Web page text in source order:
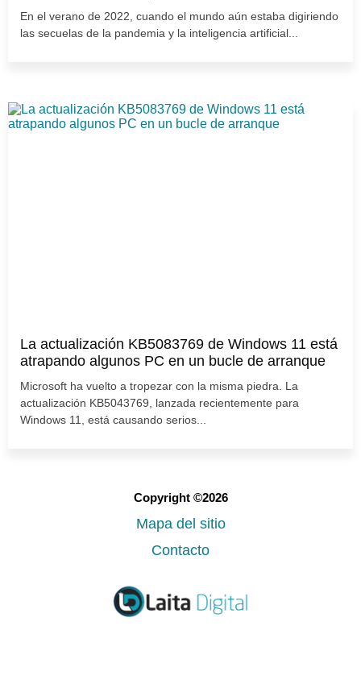
En el verano de 2022, cuando el mundo aún estaba digiriendo
las secuelas de la pandemia y la inteligencia artificial...
La actualización KB5083769 de Windows 11 está
atrapando algunos PC en un bucle de arranque
Microsoft ha vuelto a tropezar con la misma piedra. La
actualización KB5043769, lanzada recientemente para
Windows 11, está causando serios...
Copyright ©2026
Mapa del sitio
Contacto